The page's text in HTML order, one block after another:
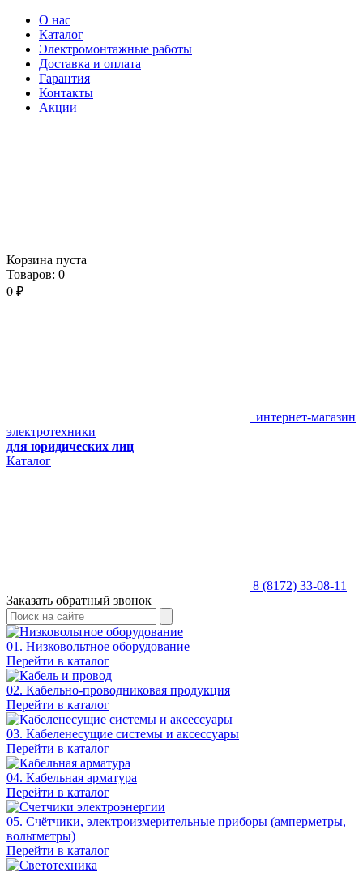
О нас
Каталог
Электромонтажные работы
Доставка и оплата
Гарантия
Контакты
Акции
Корзина пуста
Товаров: 0
0 ₽
интернет-магазин
электротехники
для юридических лиц
Каталог
8 (8172) 33-08-11
Заказать обратный звонок
01. Низковольтное оборудование
Перейти в каталог
02. Кабельно-проводниковая продукция
Перейти в каталог
03. Кабеленесущие системы и аксессуары
Перейти в каталог
04. Кабельная арматура
Перейти в каталог
05. Счётчики, электроизмерительные приборы (амперметры,
вольтметры)
Перейти в каталог